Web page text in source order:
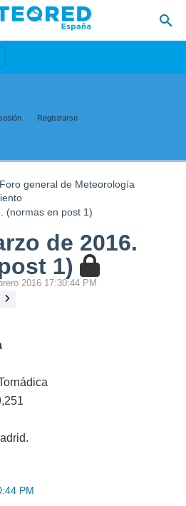
Registrarse
Foro general de Meteorología
(normas en post 1)
de 2016.
1)
2016 17:30:44 PM
PM